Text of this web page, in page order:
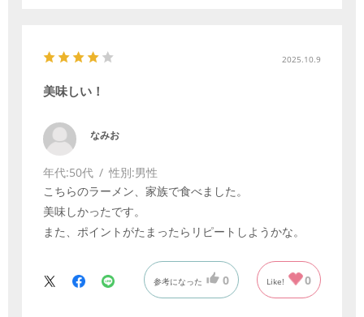
2025.10.9
美味しい！
なみお
年代:50代 性別:男性
こちらのラーメン、家族で食べました。
美味しかったです。
また、ポイントがたまったらリピートしようかな。
参考になった 0 Like! 0